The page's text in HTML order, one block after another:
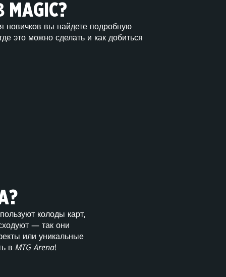
новичков вы найдете подробную
это можно сделать и как добиться
колоды карт,
— так они
или уникальные
в MTG Arena!